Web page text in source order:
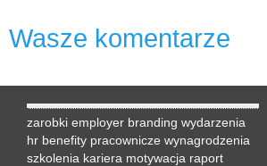
Wasze komentarze
zarobki employer branding wydarzenia
hr benefity pracownicze wynagrodzenia
szkolenia kariera motywacja raport